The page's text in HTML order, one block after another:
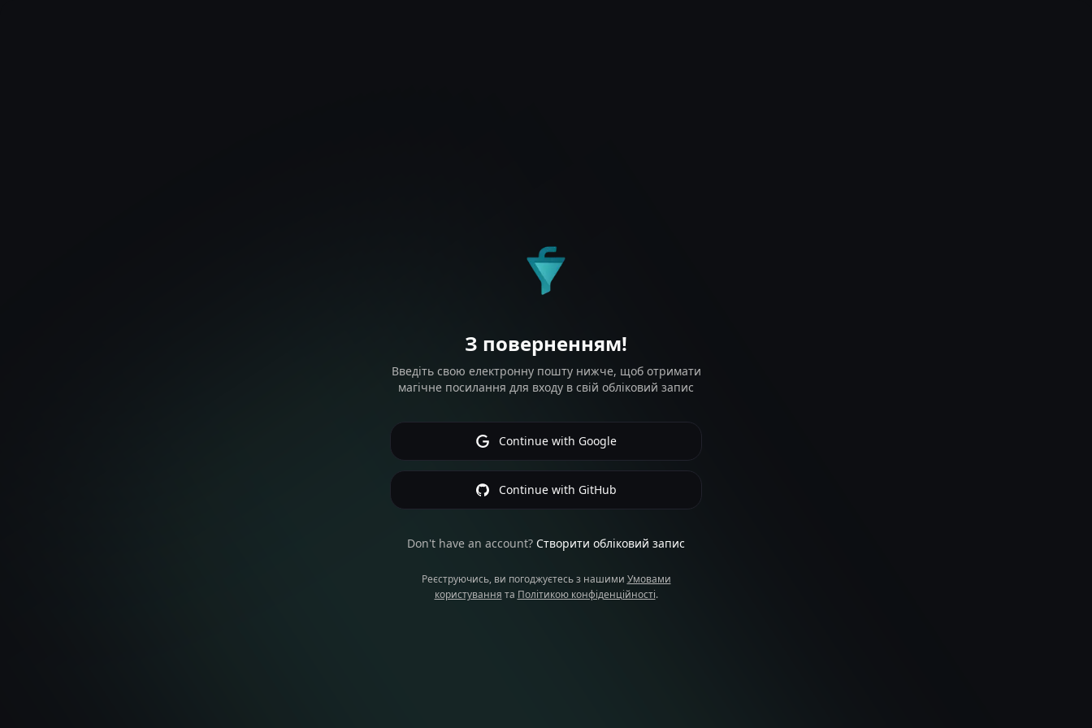
З поверненням!
Введіть свою електронну пошту нижче, щоб отримати
магічне посилання для входу в свій обліковий запис
Continue with Google
Continue with GitHub
Don't have an account? Створити обліковий запис
Реєструючись, ви погоджуєтесь з нашими Умовами
користування та Політикою конфіденційності.